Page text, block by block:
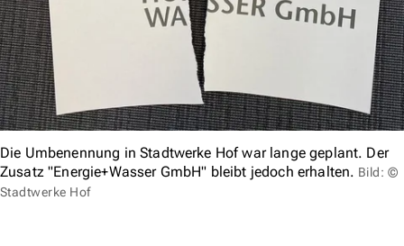
Die Umbenennung in Stadtwerke Hof war lange geplant. Der
Zusatz "Energie+Wasser GmbH" bleibt jedoch erhalten. Bild: ©
Stadtwerke Hof